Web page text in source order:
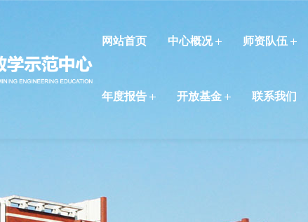
网站首页 中心概况 师资队伍
年度报告 开放基金 联系我们